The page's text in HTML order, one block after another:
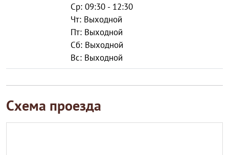
Ср: 09:30 - 12:30
Чт: Выходной
Пт: Выходной
Сб: Выходной
Вс: Выходной
Схема проезда